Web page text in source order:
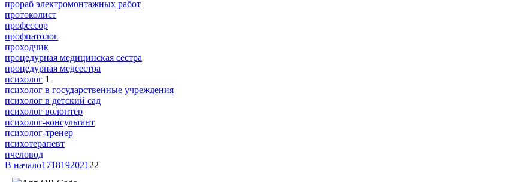
прораб электромонтажных работ
протоколист
профессор
профпатолог
проходчик
процедурная медицинская сестра
процедурная медсестра
психолог 1
психолог в государственные учреждения
психолог в детский сад
психолог волонтёр
психолог-консультант
психолог-тренер
психотерапевт
пчеловод
В начало1718192021 22